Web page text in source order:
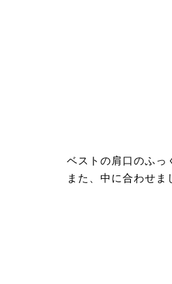
ベストの肩口のふっ
また、中に合わせ